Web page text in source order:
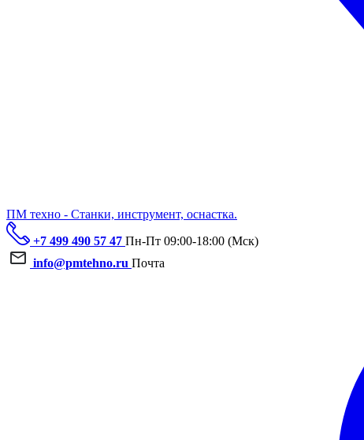
ПМ техно - Станки, инструмент, оснастка.
+7 499 490 57 47 Пн-Пт 09:00-18:00 (Мск)
info@pmtehno.ru Почта